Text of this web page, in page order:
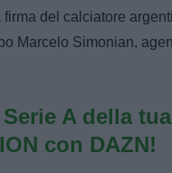
firma del calciatore
Marcelo Simonian,
A della
con DAZN!